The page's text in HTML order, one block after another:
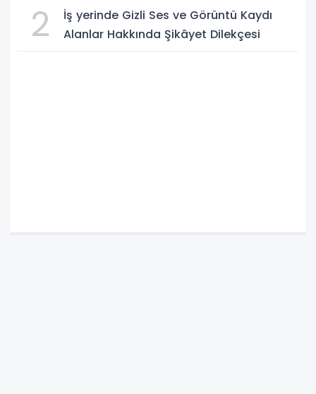
2
İş yerinde Gizli Ses ve Görüntü Kaydı
Alanlar Hakkında Şikâyet Dilekçesi